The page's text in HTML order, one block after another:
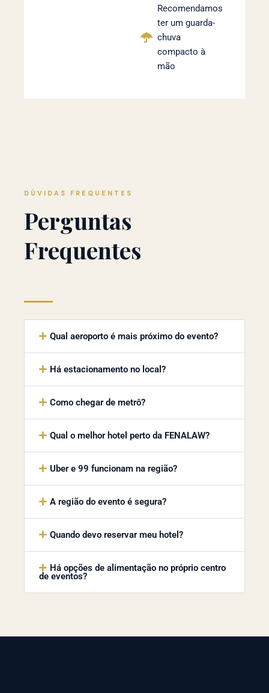
Recomendamos
ter um guarda-
chuva
compacto à
mão
DÚVIDAS FREQUENTES
Perguntas
Frequentes
Qual aeroporto é mais próximo do evento?
Há estacionamento no local?
Como chegar de metrô?
Qual o melhor hotel perto da FENALAW?
Uber e 99 funcionam na região?
A região do evento é segura?
Quando devo reservar meu hotel?
Há opções de alimentação no próprio centro
de eventos?